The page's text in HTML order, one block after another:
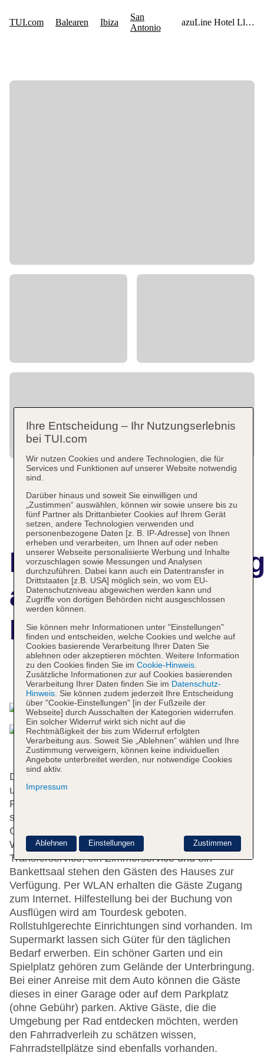
azuLine Hotel
Llevant
Das bietet Ihre Unterkunft
Das Hotel bietet 5 Einzel- und 52 Doppelzimmer
und verfügt über einen Aufzug. Englischsprachiges
Personal an der Rezeption im Empfangsbereich
steht zur Seite beim Ein- und Auschecken. Eine
Gepäckaufbewahrung, ein Safe, eine
Wechselstube, medizinische Betreuung, ein
Transferservice, ein Zimmerservice und ein
Bankettsaal stehen den Gästen des Hauses zur
Verfügung. Per WLAN erhalten die Gäste Zugang
zum Internet. Hilfestellung bei der Buchung von
Ausflügen wird am Tourdesk geboten.
Rollstuhlgerechte Einrichtungen sind vorhanden. Im
Supermarkt lassen sich Güter für den täglichen
Bedarf erwerben. Ein schöner Garten und ein
Spielplatz gehören zum Gelände der Unterbringung.
Bei einer Anreise mit dem Auto können die Gäste
dieses in einer Garage oder auf dem Parkplatz
(ohne Gebühr) parken. Aktive Gäste, die die
Umgebung per Rad entdecken möchten, werden
den Fahrradverleih zu schätzen wissen,
Fahrradstellplätze sind ebenfalls vorhanden.
Ihre Entscheidung – Ihr Nutzungserlebnis
bei TUI.com
Wir nutzen Cookies und andere Technologien, die für
Services und Funktionen auf unserer Website notwendig
sind.
Darüber hinaus und soweit Sie einwilligen und
„Zustimmen“ auswählen, können wir sowie unsere bis zu
fünf Partner als Drittanbieter Cookies auf Ihrem Gerät
setzen, andere Technologien verwenden und
personenbezogene Daten [z. B. IP-Adresse] von Ihnen
erheben und verarbeiten, um Ihnen auf oder neben
unserer Webseite personalisierte Werbung und Inhalte
vorzuschlagen sowie Messungen und Analysen
durchzuführen. Dabei kann auch ein Datentransfer in
Drittstaaten [z.B. USA] möglich sein, wo vom EU-
Datenschutzniveau abgewichen werden kann und
Zugriffe von dortigen Behörden nicht ausgeschlossen
werden können.
Sie können mehr Informationen unter "Einstellungen"
finden und entscheiden, welche Cookies und welche auf
Cookies basierende Verarbeitung Ihrer Daten Sie
ablehnen oder akzeptieren möchten. Weitere Information
zu den Cookies finden Sie im Cookie-Hinweis.
Zusätzliche Informationen zur auf Cookies basierenden
Verarbeitung Ihrer Daten finden Sie im Datenschutz-
Hinweis. Sie können zudem jederzeit Ihre Entscheidung
über "Cookie-Einstellungen" [in der Fußzeile der
Webseite] durch Ausschalten der Kategorien widerrufen.
Ein solcher Widerruf wirkt sich nicht auf die
Rechtmäßigkeit der bis zum Widerruf erfolgten
Verarbeitung aus. Soweit Sie „Ablehnen“ wählen und Ihre
Zustimmung verweigern, können keine individuellen
Angebote unterbreitet werden, nur notwendige Cookies
sind aktiv.
Impressum
Zustimmen
Ablehnen Einstellungen